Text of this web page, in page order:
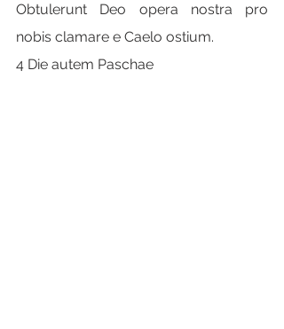
Obtulerunt Deo opera nostra pro
nobis clamare e Caelo ostium.
4 Die autem Paschae